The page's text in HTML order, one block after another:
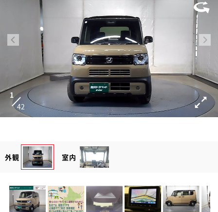
1
42
外観 室内